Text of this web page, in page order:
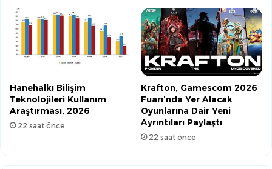
Hanehalkı Bilişim
Teknolojileri Kullanım
Araştırması, 2026
22 saat önce
Krafton, Gamescom 2026
Fuarı’nda Yer Alacak
Oyunlarına Dair Yeni
Ayrıntıları Paylaştı
22 saat önce